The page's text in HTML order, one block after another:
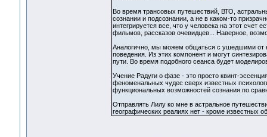
Во время трансовых путешествий, ВТО,
сознании и подсознании, а не в каком-то
интегрируется все, что у человека на этот
фильмов, рассказов очевидцев... Наверное,
Аналогично, мы можем общаться с ушедшими от
поведения. Из этих компонент и могут
пути. Во время подобного сеанса будет
Учение Радуги о фазе - это просто квинт-
феноменальных чудес сверх известных
функциональных возможностей сознания по
Отправлять Лилу ко мне в астральное
географических реалиях нет - кроме известных